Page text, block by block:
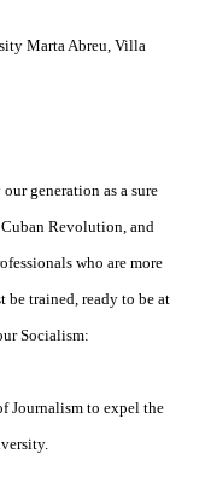
Marta Abreu, Villa
generation as a sure
Revolution, and
who are more
trained, ready to be at
Socialism:
Journalism to expel the